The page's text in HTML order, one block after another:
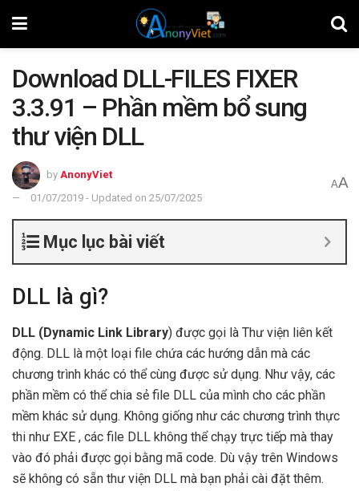
Download DLL-FILES FIXER
3.3.91 – Phần mềm bổ sung
thư viện DLL
by AnonyViet
01/07/2019 - Updated on 25/07/2025
AA
Mục lục bài viết
DLL là gì?
DLL (Dynamic Link Library) được gọi là Thư viện liên kết
động. DLL là một loại file chứa các hướng dẫn mà các
chương trình khác có thể cùng được sử dụng. Như vậy, các
phần mềm có thể chia sẻ file DLL của mình cho các phần
mềm khác sử dụng. Không giống như các chương trình thực
thi như EXE , các file DLL không thể chạy trực tiếp mà thay
vào đó phải được gọi bằng mã code. Dù vậy trên Windows
sẽ không có sẵn thư viện DLL mà bạn phải cài đặt thêm.